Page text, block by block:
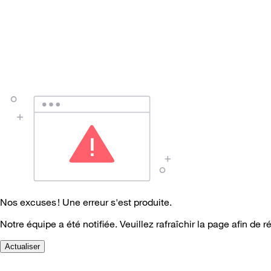
Nos excuses ! Une erreur s'est produite.
Notre équipe a été notifiée. Veuillez rafraîchir la page afin de
Actualiser